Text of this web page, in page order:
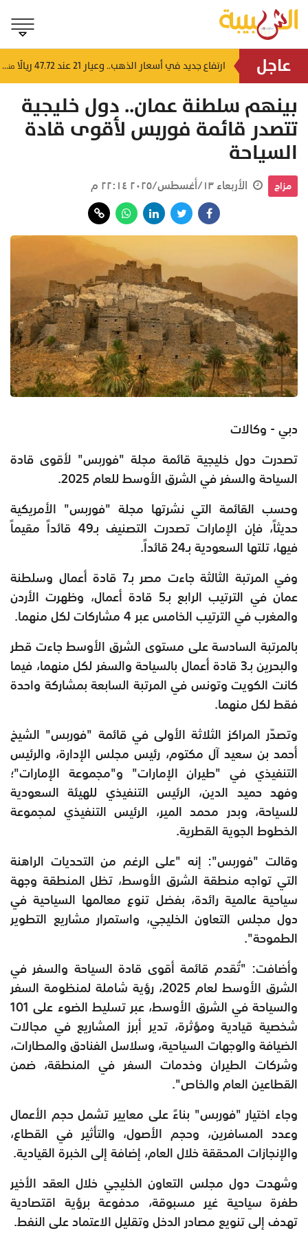
عاجل منذ ٧ ساعات
ارتفاع جديد في أسعار الذهب.. وعيار 21 عند 47.72 ريالًا منذ ٧ ساعات
بينهم سلطنة عمان.. دول خليجية
تتصدر قائمة فوربس لأقوى قادة
السياحة
مزاج الأربعاء ١٣/أغسطس/٢٠٢٥ ٢٢:١٤ م
دبي - وكالات
تصدرت دول خليجية قائمة مجلة "فوربس" لأقوى قادة
السياحة والسفر في الشرق الأوسط للعام 2025.
وحسب القائمة التي نشرتها مجلة "فوربس" الأمريكية
حديثاً، فإن الإمارات تصدرت التصنيف بـ49 قائداً مقيماً
فيها، تلتها السعودية بـ24 قائداً.
وفي المرتبة الثالثة جاءت مصر بـ7 قادة أعمال وسلطنة
عمان في الترتيب الرابع بـ5 قادة أعمال، وظهرت الأردن
والمغرب في الترتيب الخامس عبر 4 مشاركات لكل منهما.
بالمرتبة السادسة على مستوى الشرق الأوسط جاءت قطر
والبحرين بـ3 قادة أعمال بالسياحة والسفر لكل منهما، فيما
كانت الكويت وتونس في المرتبة السابعة بمشاركة واحدة
فقط لكل منهما.
وتصدّر المراكز الثلاثة الأولى في قائمة "فوربس" الشيخ
أحمد بن سعيد آل مكتوم، رئيس مجلس الإدارة، والرئيس
التنفيذي في "طيران الإمارات" و"مجموعة الإمارات"؛
وفهد حميد الدين، الرئيس التنفيذي للهيئة السعودية
للسياحة، وبدر محمد المير، الرئيس التنفيذي لمجموعة
الخطوط الجوية القطرية.
وقالت "فوربس": إنه "على الرغم من التحديات الراهنة
التي تواجه منطقة الشرق الأوسط، تظل المنطقة وجهة
سياحية عالمية رائدة، بفضل تنوع معالمها السياحية في
دول مجلس التعاون الخليجي، واستمرار مشاريع التطوير
الطموحة".
وأضافت: "تُقدم قائمة أقوى قادة السياحة والسفر في
الشرق الأوسط لعام 2025، رؤية شاملة لمنظومة السفر
والسياحة في الشرق الأوسط، عبر تسليط الضوء على 101
شخصية قيادية ومؤثرة، تدير أبرز المشاريع في مجالات
الضيافة والوجهات السياحية، وسلاسل الفنادق والمطارات،
وشركات الطيران وخدمات السفر في المنطقة، ضمن
القطاعين العام والخاص".
وجاء اختيار "فوربس" بناءً على معايير تشمل حجم الأعمال
وعدد المسافرين، وحجم الأصول، والتأثير في القطاع،
والإنجازات المحققة خلال العام، إضافة إلى الخبرة القيادية.
وشهدت دول مجلس التعاون الخليجي خلال العقد الأخير
طفرة سياحية غير مسبوقة، مدفوعة برؤية اقتصادية
تهدف إلى تنويع مصادر الدخل وتقليل الاعتماد على النفط.